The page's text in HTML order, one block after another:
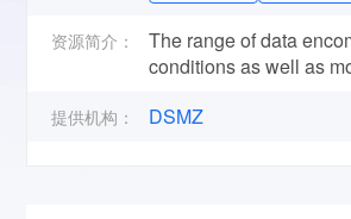
资源简介：
The range of data
conditions as well as
提供机构： DSMZ